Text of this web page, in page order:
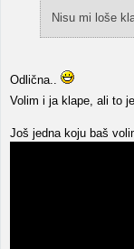
Nisu mi loše
Odlična..
Volim i ja klape, ali to
Još jedna koju baš